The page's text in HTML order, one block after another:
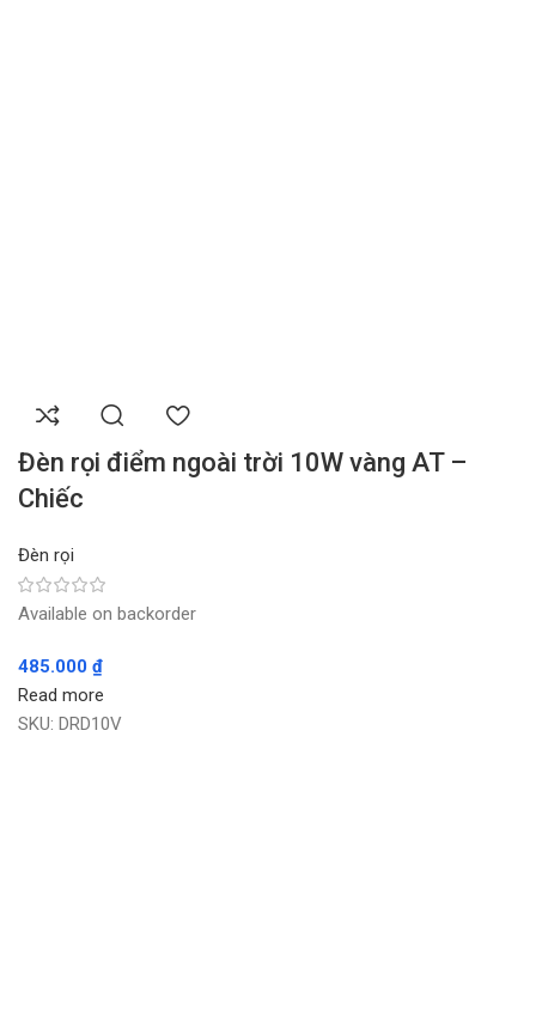
Đèn rọi điểm ngoài trời 10W vàng AT –
Chiếc
Đèn rọi
Available on backorder
485.000 ₫
Read more
SKU: DRD10V